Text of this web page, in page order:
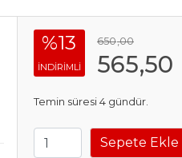
%13
INDIRIMLI
650,00
565,50
Temin süresi 4 gündür.
Sepete Ekle